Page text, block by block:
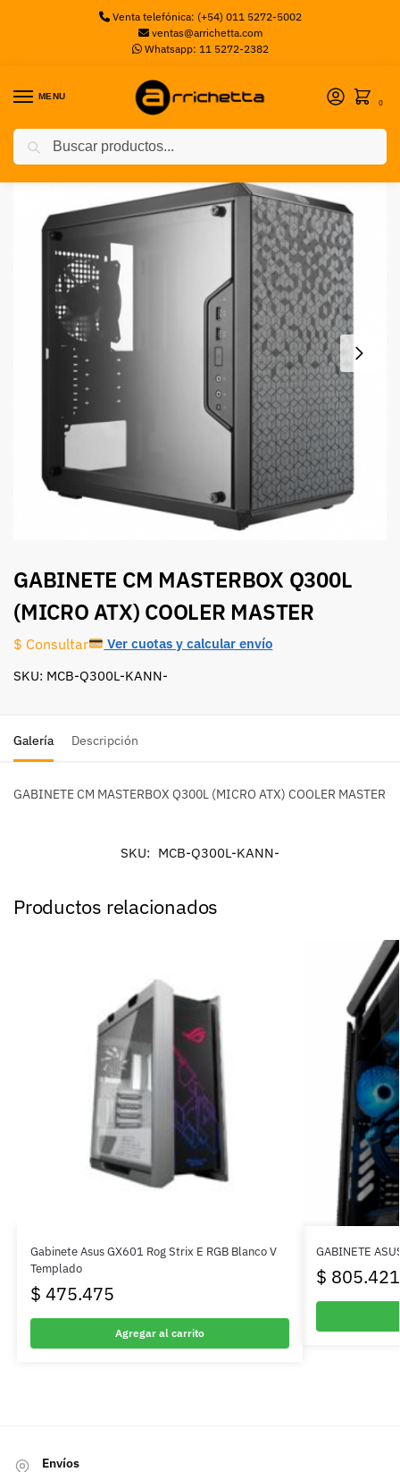
Venta telefónica: (+54) 011 5272-5002
ventas@arrichetta.com
Whatsapp: 11 5272-2382
MENU
0
Inicio Gabinetes Gaming / GABINETE CM MASTERBOX Q300L (MICRO ATX) COOLER MASTER
GABINETE CM MASTERBOX Q300L
(MICRO ATX) COOLER MASTER
$ Consultar Ver cuotas y calcular envío
SKU: MCB-Q300L-KANN-
Galería Descripción
GABINETE CM MASTERBOX Q300L (MICRO ATX) COOLER MASTER
SKU: MCB-Q300L-KANN-
Productos relacionados
Gabinete Asus GX601 Rog Strix E RGB Blanco V
Templado
$ 475.475
Agregar al carrito
GABINETE
$ 805.421
Envíos